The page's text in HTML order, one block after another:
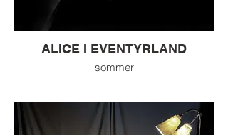
ALICE I EVENTYRLAND
sommer